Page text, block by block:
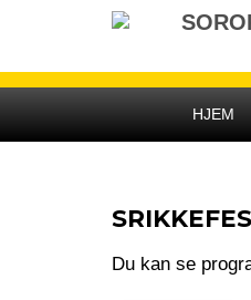
HJEM
Du kan se